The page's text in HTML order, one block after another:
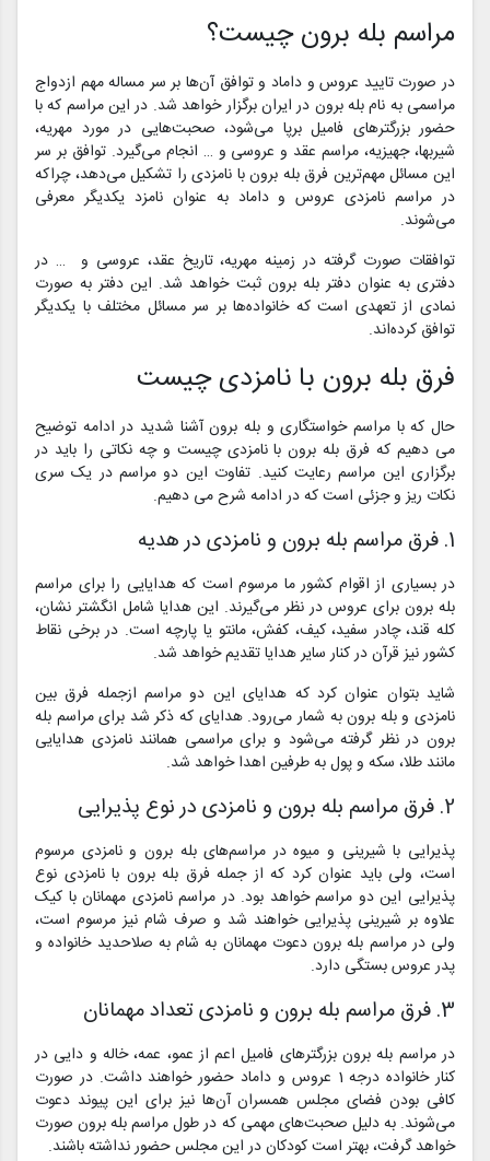
مراسم بله برون چیست؟
در صورت تایید عروس و داماد و توافق آن‌ها بر سر مساله مهم ازدواج
مراسمی به نام بله برون در ایران برگزار خواهد شد. در این مراسم که با
حضور بزرگترهای فامیل برپا می‌شود، صحبت‌هایی در مورد مهریه،
شیربها، جهیزیه، مراسم عقد و عروسی و … انجام می‌گیرد. توافق بر سر
این مسائل مهم‌ترین فرق بله برون با نامزدی را تشکیل می‌دهد، چراکه
در مراسم نامزدی عروس و داماد به عنوان نامزد یکدیگر معرفی
می‌شوند.
توافقات صورت گرفته در زمینه مهریه، تاریخ عقد، عروسی و … در
دفتری به عنوان دفتر بله برون ثبت خواهد شد. این دفتر به صورت
نمادی از تعهدی است که خانواده‌ها بر سر مسائل مختلف با یکدیگر
توافق کرده‌اند.
فرق بله برون با نامزدی چیست
حال که با مراسم خواستگاری و بله برون آشنا شدید در ادامه توضیح
می دهیم که فرق بله برون با نامزدی چیست و چه نکاتی را باید در
برگزاری این مراسم رعایت کنید. تفاوت این دو مراسم در یک سری
نکات ریز و جزئی است که در ادامه شرح می دهیم.
1. فرق مراسم بله برون و نامزدی در هدیه
در بسیاری از اقوام کشور ما مرسوم است که هدایایی را برای مراسم
بله برون برای عروس در نظر می‌گیرند. این هدایا شامل انگشتر نشان،
کله قند، چادر سفید، کیف، کفش، مانتو یا پارچه است. در برخی نقاط
کشور نیز قرآن در کنار سایر هدایا تقدیم خواهد شد.
شاید بتوان عنوان کرد که هدایای این دو مراسم ازجمله فرق بین
نامزدی و بله برون به شمار می‌رود. هدایای که ذکر شد برای مراسم بله
برون در نظر گرفته می‌شود و برای مراسمی همانند نامزدی هدایایی
مانند طلا، سکه و پول به طرفین اهدا خواهد شد.
2. فرق مراسم بله برون و نامزدی در نوع پذیرایی
پذیرایی با شیرینی و میوه در مراسم‌های بله برون و نامزدی مرسوم
است، ولی باید عنوان کرد که از جمله فرق بله برون با نامزدی نوع
پذیرایی این دو مراسم خواهد بود. در مراسم نامزدی مهمانان با کیک
علاوه بر شیرینی پذیرایی خواهند شد و صرف شام نیز مرسوم است،
ولی در مراسم بله برون دعوت مهمانان به شام به صلاحدید خانواده و
پدر عروس بستگی دارد.
3. فرق مراسم بله برون و نامزدی تعداد مهمانان
در مراسم بله برون بزرگترهای فامیل اعم از عمو، عمه، خاله و دایی در
کنار خانواده درجه 1 عروس و داماد حضور خواهند داشت. در صورت
کافی بودن فضای مجلس همسران آن‌ها نیز برای این پیوند دعوت
می‌شوند. به دلیل صحبت‌های مهمی که در طول مراسم بله برون صورت
خواهد گرفت، بهتر است کودکان در این مجلس حضور نداشته باشند.